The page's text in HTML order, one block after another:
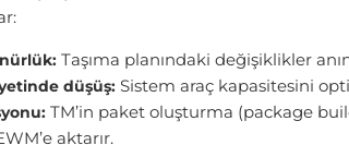
Taşıma planındaki değişiklikler
düşüş: Sistem araç kapasitesini
TM’in paket oluşturma (package
aktarır.